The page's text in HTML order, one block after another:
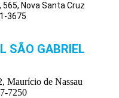
Nova Santa Cruz
3675
SÃO GABRIEL
Maurício de Nassau
7250